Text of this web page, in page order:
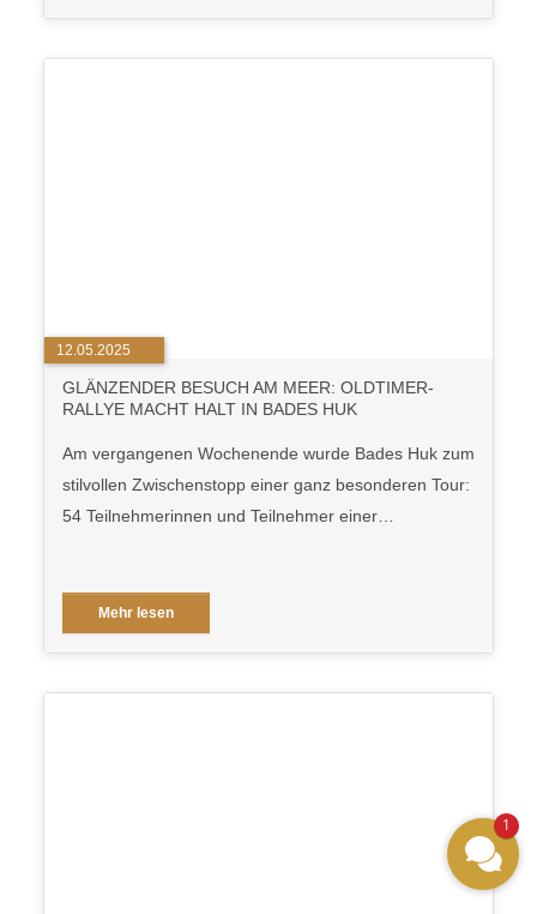
12.05.2025
GLÄNZENDER BESUCH AM MEER: OLDTIMER-
RALLYE MACHT HALT IN BADES HUK
Am vergangenen Wochenende wurde Bades Huk zum
stilvollen Zwischenstopp einer ganz besonderen Tour:
54 Teilnehmerinnen und Teilnehmer einer…
Mehr lesen
1